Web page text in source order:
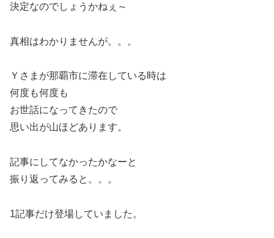
決定なのでしょうかねぇ～
真相はわかりませんが。。。
Ｙさまが那覇市に滞在している時は
何度も何度も
お世話になってきたので
思い出が山ほどあります。
記事にしてなかったかなーと
振り返ってみると。。。
1記事だけ登場していました。